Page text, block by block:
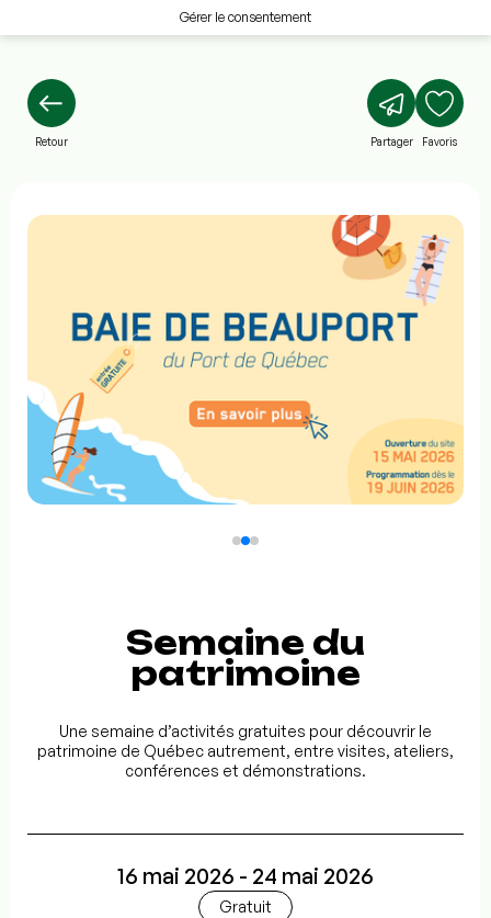
Gérer le consentement
Retour Partager Favoris
Semaine du
patrimoine
Une semaine d’activités gratuites pour découvrir le
patrimoine de Québec autrement, entre visites, ateliers,
conférences et démonstrations.
16 mai 2026 - 24 mai 2026
Gratuit